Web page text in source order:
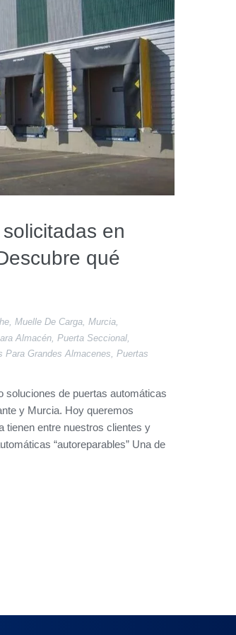
en
qué
, Muelle De Carga, Murcia,
Almacén Puerta Seccional
Para Grandes Almacenes Puertas
soluciones de puertas automáticas
y Murcia. Hoy queremos
tienen entre nuestros clientes y
“autoreparables” Una de